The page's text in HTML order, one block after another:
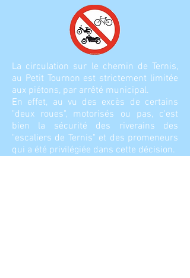
La circulation sur le chemin de Ternis,
au Petit Tournon est strictement limitée
aux piétons, par arrêté municipal.
En effet, au vu des excès de certains
"deux roues", motorisés ou pas, c'est
bien la sécurité des riverains des
"escaliers de Ternis" et des promeneurs
qui a été privilégiée dans cette décision.